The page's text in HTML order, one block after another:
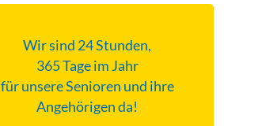
Wir sind 24 Stunden,
365 Tage im Jahr
für unsere Senioren und ihre
Angehörigen da!